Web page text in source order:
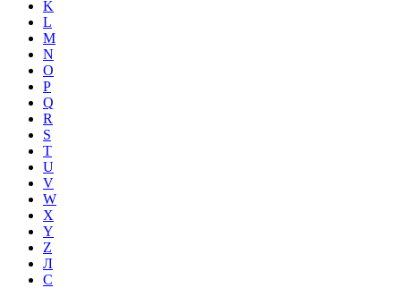
K
L
M
N
O
P
Q
R
S
T
U
V
W
X
Y
Z
Л
С